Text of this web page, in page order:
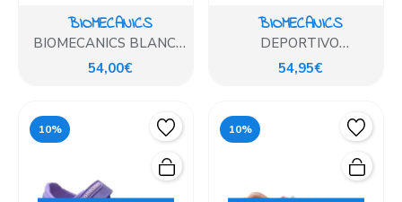
BIOMECANICS
BIOMECANICS BLANCO
ESTAMPADO
54,00€
BIOMECANICS
DEPORTIVO
BIOMECANICS BLANCO
DETALLES COLORES
54,95€
10% 10%